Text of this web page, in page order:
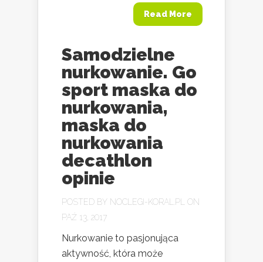
Read More
Samodzielne
nurkowanie. Go
sport maska do
nurkowania,
maska do
nurkowania
decathlon
opinie
POSTED BY NOCLEGI-KORAL.PL
ON
PAŹ 13, 2017
Nurkowanie to pasjonująca
aktywność, która może